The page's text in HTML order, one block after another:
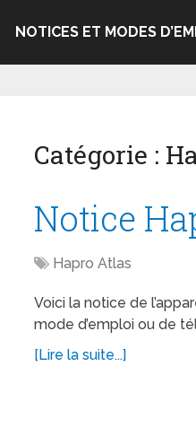
NOTICES ET MODES
Catégorie :
Notice
Hapro Atlas
Voici la notice de
mode d’emploi ou de
[Lire la suite...]